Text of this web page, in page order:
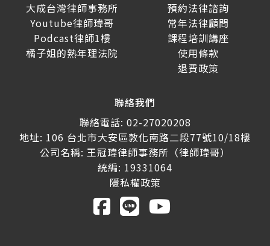
大成台灣律師事務所
Youtube律師瑋哥
Podcast律師1樓
橘子姐的熟年理法院
預約法律諮詢
常年法律顧問
課程培訓講座
使用條款
退費政策
聯絡我們
聯絡電話: 02-27020208
地址: 106 台北市大安區敦化南路二段77號10/18樓
公司名稱: 王冠瑋律師事務所（律師瑋哥）
統編: 19331064
隱私權政策